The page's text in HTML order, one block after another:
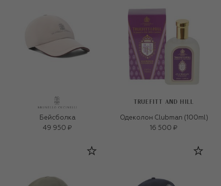
Бейсболка
49 950 ₽
TRUEFITT AND HILL
Одеколон Clubman (100ml)
16 500 ₽